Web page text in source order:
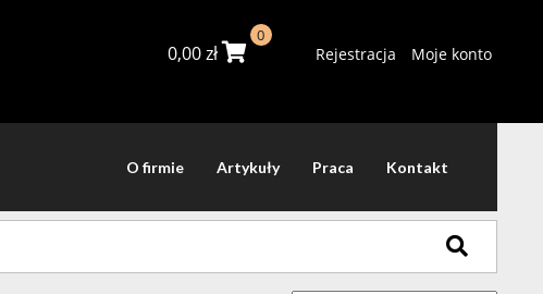
0,00zł
0
Rejestracja Moje konto
O firmie Artykuły Praca Kontakt